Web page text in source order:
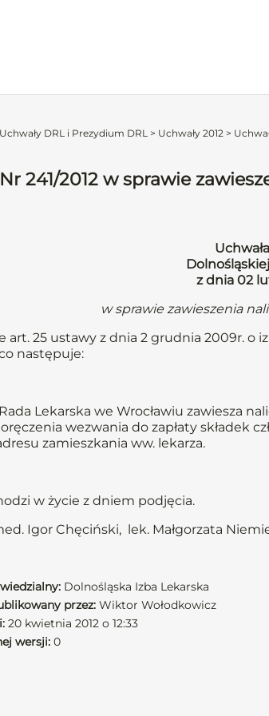
Uchwały DRL i Prezydium DRL > Uchwały 2012 >
241/2012 w sprawie
z dnia 02
w sprawie zawieszenia
art. 25 ustawy z dnia 2 grudnia 2009r. o
następuje:
Lekarska we Wrocławiu zawiesza
wezwania do zapłaty składek
zamieszkania ww. lekarza.
w życie z dniem podjęcia.
Igor Chęciński, lek. Małgorzata
Dolnośląska Izba Lekarska
przez: Wiktor Wołodkowicz
20 kwietnia 2012 o 12:33
wersji: 0